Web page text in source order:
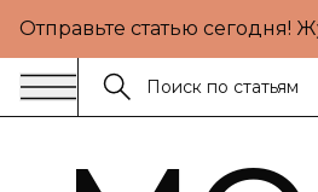
Отправьте статью сегодня!